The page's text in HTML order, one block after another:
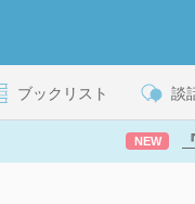
ブックリスト 談
NEW